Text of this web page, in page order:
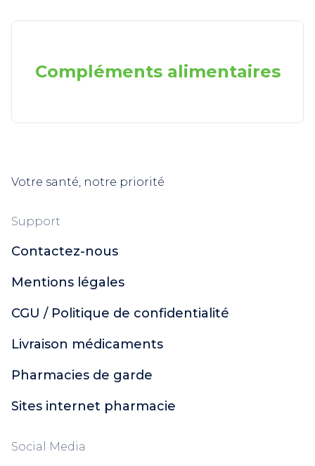
Compléments alimentaires
Votre santé, notre priorité
Support
Contactez-nous
Mentions légales
CGU / Politique de confidentialité
Livraison médicaments
Pharmacies de garde
Sites internet pharmacie
Social Media